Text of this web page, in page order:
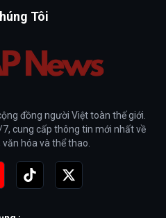
Tôi
đồng người Việt toàn thế giới.
cung cấp thông tin mới nhất về
hóa và thể thao.